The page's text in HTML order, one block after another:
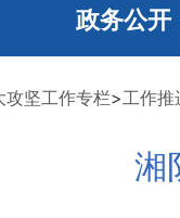
政务公开
攻坚工作专栏>工作推
湘